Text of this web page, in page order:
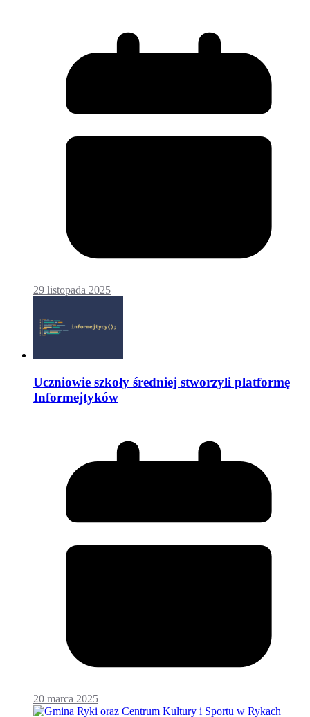
29 listopada 2025
Uczniowie szkoły średniej stworzyli platformę
Informejtyków
20 marca 2025